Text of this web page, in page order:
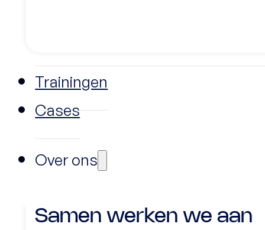
Trainingen
Cases
Over ons
Samen werken we aan